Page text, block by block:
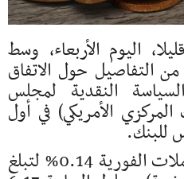
اليوم الأربعاء، وسط
⁠⁠التفاصيل حول الاتفاق
السياسة النقدية لمجلس
المركزي الأمريكي) في أول
للبنك.
وانخفض الذهب في المعاملات ⁠⁠الفورية 0.14% لتبلغ